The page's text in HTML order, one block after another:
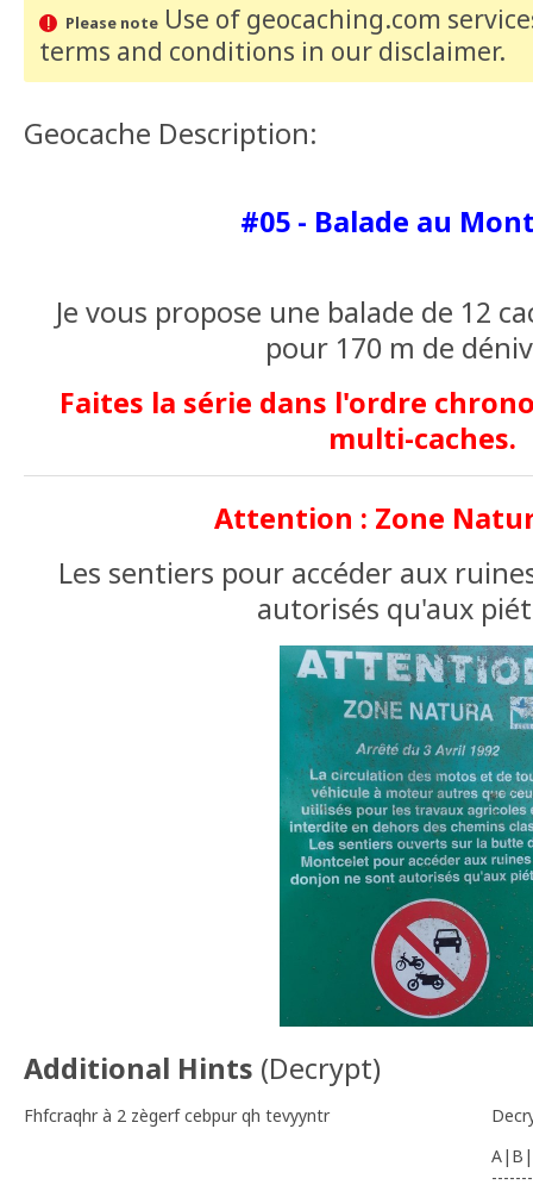
Please noteUse of geocaching.com
terms and conditions in our disclaimer.
Geocache Description:
#05 - Balade au
Je vous propose une balade de 12
pour 170 m de
Faites la série dans l'ordre
multi-caches.
Attention : Zone
Les sentiers pour accéder aux
autorisés qu'aux
Additional Hints (Decrypt)
Fhfcraqhr à 2 zègerf cebpur qh tevyyntr